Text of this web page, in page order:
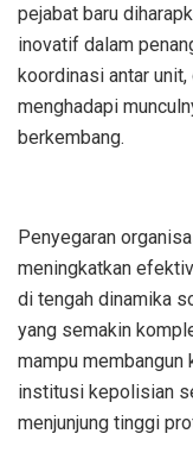
pejabat baru
inovatif dalam
koordinasi antar
menghadapi
berkembang.
Penyegaran
meningkatkan
di tengah dinamika
yang semakin
mampu membangun
institusi kepolisian
menjunjung tinggi